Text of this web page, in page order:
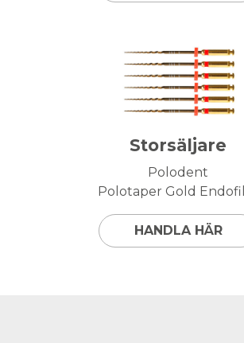
Storsäljare
Polodent
Polotaper Gold
HANDLA HÄR